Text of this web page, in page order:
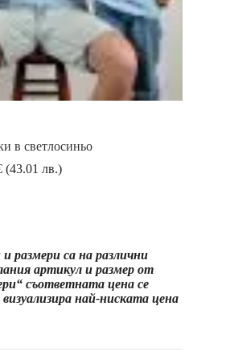
в светлосиньо
(43.01 лв.)Price
21.99€
(43.01
лв.)
размери са на различни
артикул и размер от
съответната цена се
визуализира най-ниската цена